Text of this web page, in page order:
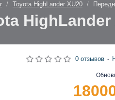
Toyota HighLander XU20
HighLander
0 отзывов -